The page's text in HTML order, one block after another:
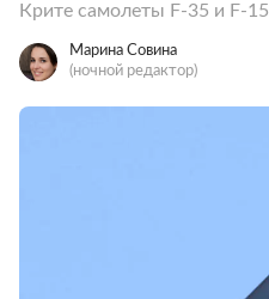
Крите самолеты F-35 и F-15
Марина Совина
(ночной редактор)